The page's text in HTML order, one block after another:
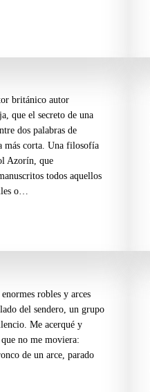
británico autor
que el secreto de una
dos palabras de
más corta. Una filosofía
Azorín, que
todos aquellos
o…
robles y arces
del sendero, un grupo
Me acerqué y
no me moviera:
de un arce, parado